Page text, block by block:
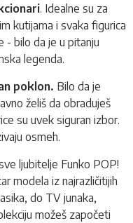
. Idealne su za
kutijama i svaka figurica
- bilo da je u pitanju
legenda.
poklon. Bilo da je
želiš da obraduješ
su uvek siguran izbor.
osmeh.
ljubitelje Funko POP!
modela iz najrazličitijih
do TV junaka,
možeš započeti